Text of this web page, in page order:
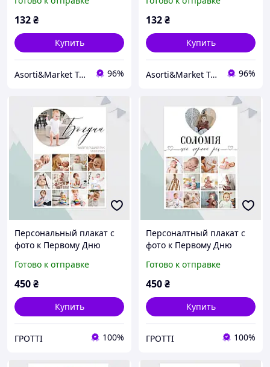
рождения. 3 м.
Аксессуары для
132₴
Купить
Asorti&Market Товары для дома-семьи 96%
рождения. 3 м.
Аксессуары для
132₴
Купить
Asorti&Market Товары для дома-семьи 96%
Персональный плакат с
фото к Первому Дню
первый год", А3 (30х42см)
Готово к отправке
450₴
Купить
ГРОТТІ 100%
Персоналтный плакат с
фото к Первому Дню
первый год", А3 (30х42см)
Готово к отправке
450₴
Купить
ГРОТТІ 100%